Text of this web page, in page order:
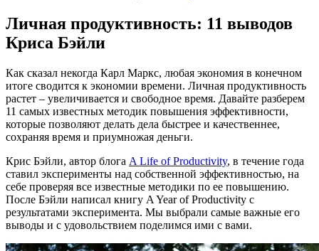
Личная продуктивность: 11 выводов
Криса Бэйли
Как сказал некогда Карл Маркс, любая экономия в конечном
итоге сводится к экономии времени. Личная продуктивность
растет – увеличивается и свободное время. Давайте разберем
11 самых известных методик повышения эффективности,
которые позволяют делать дела быстрее и качественнее,
сохраняя время и приумножая деньги.
Крис Бэйли, автор блога A Life of Productivity, в течение года
ставил эксперименты над собственной эффективностью, на
себе проверяя все известные методики по ее повышению.
После Бэйли написал книгу A Year of Productivity с
результатами эксперимента. Мы выбрали самые важные его
выводы и с удовольствием поделимся ими с вами.